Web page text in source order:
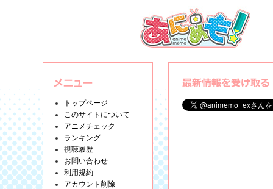
トップページ
このサイトについて
アニメチェック
ランキング
視聴履歴
お問い合わせ
利用規約
アカウント削除